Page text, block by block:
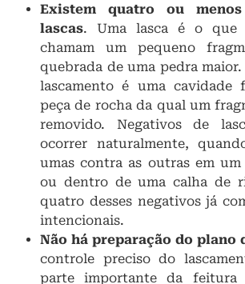
Existem quatro ou
lascas. Uma lasca é o que
chamam um pequeno
quebrada de uma pedra
lascamento é uma cavidade
peça de rocha da qual um
removido. Negativos de
ocorrer naturalmente,
umas contra as outras em um
ou dentro de uma calha de
quatro desses negativos já
intencionais.
Não há preparação do plano
controle preciso do
parte importante da feitura